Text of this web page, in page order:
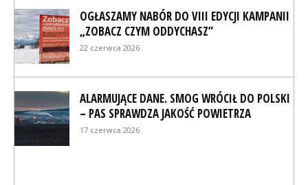
OGŁASZAMY NABÓR DO VIII EDYCJI KAMPANII
„ZOBACZ CZYM ODDYCHASZ”
22 czerwca 2026
ALARMUJĄCE DANE. SMOG WRÓCIŁ DO POLSKI
– PAS SPRAWDZA JAKOŚĆ POWIETRZA
17 czerwca 2026